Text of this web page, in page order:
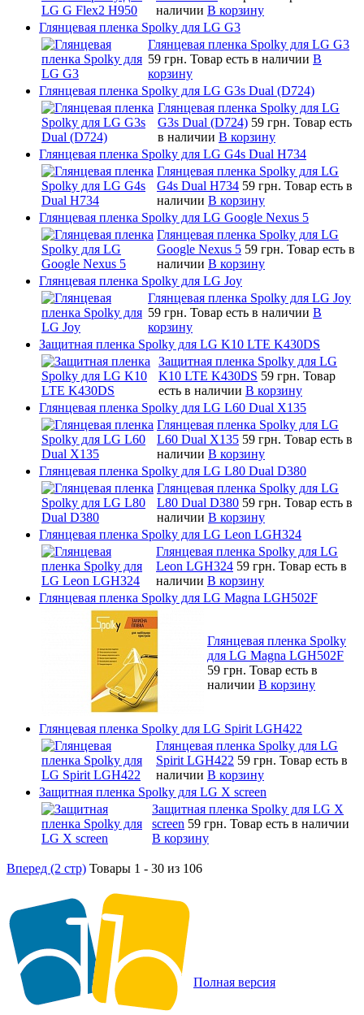
наличии В корзину
Глянцевая пленка Spolky для LG G3
Глянцевая пленка Spolky для LG G3
59 грн. Товар есть в наличии В
корзину
Глянцевая пленка Spolky для LG G3s Dual (D724)
Глянцевая пленка Spolky для LG
G3s Dual (D724) 59 грн. Товар есть
в наличии В корзину
Глянцевая пленка Spolky для LG G4s Dual H734
Глянцевая пленка Spolky для LG
G4s Dual H734 59 грн. Товар есть в
наличии В корзину
Глянцевая пленка Spolky для LG Google Nexus 5
Глянцевая пленка Spolky для LG
Google Nexus 5 59 грн. Товар есть в
наличии В корзину
Глянцевая пленка Spolky для LG Joy
Глянцевая пленка Spolky для LG Joy
59 грн. Товар есть в наличии В
корзину
Защитная пленка Spolky для LG K10 LTE K430DS
Защитная пленка Spolky для LG
K10 LTE K430DS 59 грн. Товар
есть в наличии В корзину
Глянцевая пленка Spolky для LG L60 Dual X135
Глянцевая пленка Spolky для LG
L60 Dual X135 59 грн. Товар есть в
наличии В корзину
Глянцевая пленка Spolky для LG L80 Dual D380
Глянцевая пленка Spolky для LG
L80 Dual D380 59 грн. Товар есть в
наличии В корзину
Глянцевая пленка Spolky для LG Leon LGH324
Глянцевая пленка Spolky для LG
Leon LGH324 59 грн. Товар есть в
наличии В корзину
Глянцевая пленка Spolky для LG Magna LGH502F
Глянцевая пленка Spolky
для LG Magna LGH502F
59 грн. Товар есть в
наличии В корзину
Глянцевая пленка Spolky для LG Spirit LGH422
Глянцевая пленка Spolky для LG
Spirit LGH422 59 грн. Товар есть в
наличии В корзину
Защитная пленка Spolky для LG X screen
Защитная пленка Spolky для LG X
screen 59 грн. Товар есть в наличии
В корзину
Вперед (2 стр) Товары 1 - 30 из 106
Полная версия